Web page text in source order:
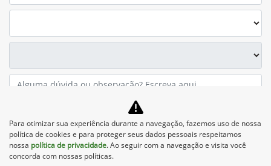
e concordo em receber
Para otimizar sua experiência durante a navegação, fazemos uso de nossa
política de cookies e para proteger seus dados pessoais respeitamos
nossa política de privacidade. Ao seguir com a navegação e visita você
concorda com nossas políticas.